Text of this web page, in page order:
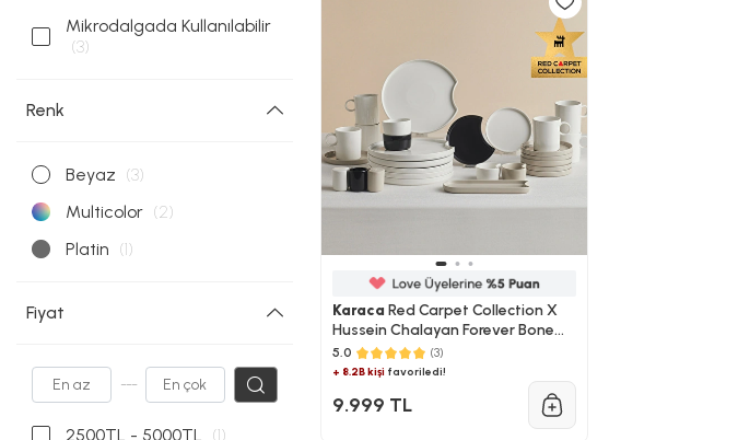
Mikrodalgada Kullanılabilir
(3)
Renk
Beyaz (3)
Multicolor (2)
Platin (1)
Fiyat
---
2500TL - 5000TL (1)
Karaca Red Carpet Collection X
Hussein Chalayan Forever Bone
Poly 28 Parça 6 Kişilik Kahvaltı
Takımı
5.0 (3)
+ 8.2B kişifavoriledi!
9.999 TL